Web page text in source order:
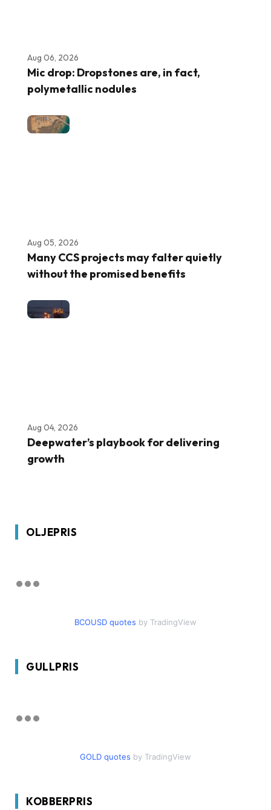
Aug 06, 2026
Mic drop: Dropstones are, in fact,
polymetallic nodules
Aug 05, 2026
Many CCS projects may falter quietly
without the promised benefits
Aug 04, 2026
Deepwater’s playbook for delivering
growth
OLJEPRIS
BCOUSD quotes by TradingView
GULLPRIS
GOLD quotes by TradingView
KOBBERPRIS